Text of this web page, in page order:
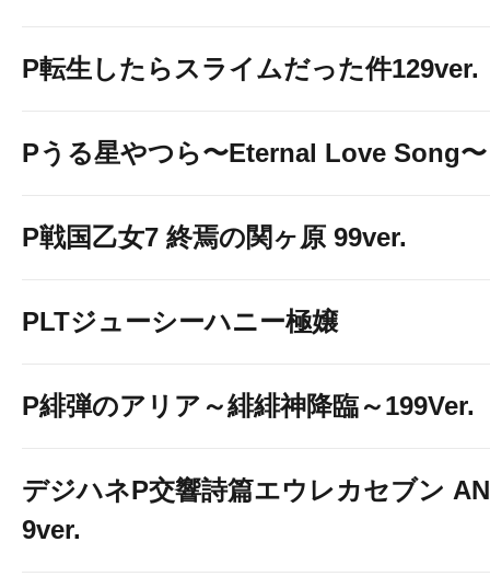
P転生したらスライムだった件129ver.
Pうる星やつら〜Eternal Love Song〜
P戦国乙女7 終焉の関ヶ原 99ver.
PLTジューシーハニー極嬢
P緋弾のアリア～緋緋神降臨～199Ver.
デジハネP交響詩篇エウレカセブン
9ver.